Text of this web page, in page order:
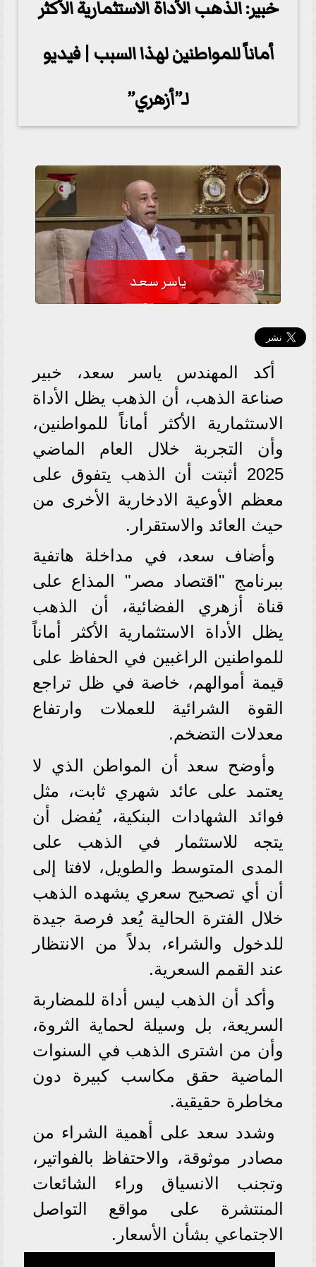
خبير: الذهب الأداة الاستثمارية الأكثر
أماناً للمواطنين لهذا السبب | فيديو
لـ”أزهري”
ياسر سعد
أكد المهندس ياسر سعد، خبير
صناعة الذهب، أن الذهب يظل الأداة
الاستثمارية الأكثر أماناً للمواطنين،
وأن التجربة خلال العام الماضي
2025 أثبتت أن الذهب يتفوق على
معظم الأوعية الادخارية الأخرى من
حيث العائد والاستقرار.
وأضاف سعد، في مداخلة هاتفية
ببرنامج "اقتصاد مصر" المذاع على
قناة أزهري الفضائية، أن الذهب
يظل الأداة الاستثمارية الأكثر أماناً
للمواطنين الراغبين في الحفاظ على
قيمة أموالهم، خاصة في ظل تراجع
القوة الشرائية للعملات وارتفاع
معدلات التضخم.
وأوضح سعد أن المواطن الذي لا
يعتمد على عائد شهري ثابت، مثل
فوائد الشهادات البنكية، يُفضل أن
يتجه للاستثمار في الذهب على
المدى المتوسط والطويل، لافتا إلى
أن أي تصحيح سعري يشهده الذهب
خلال الفترة الحالية يُعد فرصة جيدة
للدخول والشراء، بدلاً من الانتظار
عند القمم السعرية.
وأكد أن الذهب ليس أداة للمضاربة
السريعة، بل وسيلة لحماية الثروة،
وأن من اشترى الذهب في السنوات
الماضية حقق مكاسب كبيرة دون
مخاطرة حقيقية.
وشدد سعد على أهمية الشراء من
مصادر موثوقة، والاحتفاظ بالفواتير،
وتجنب الانسياق وراء الشائعات
المنتشرة على مواقع التواصل
الاجتماعي بشأن الأسعار.